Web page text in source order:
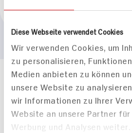
Diese Webseite verwendet Cookies
Wir verwenden Cookies, um
zu personalisieren,
Medien anbieten zu können
unsere Website zu
wir Informationen zu Ihrer
Website an unsere Partner für
Werbung und Analysen
Mehr Informationen in unserem FAQ
kontakt
hit.de
Wir beantworten gerne Ihre Fragen
(0228) 42967 0